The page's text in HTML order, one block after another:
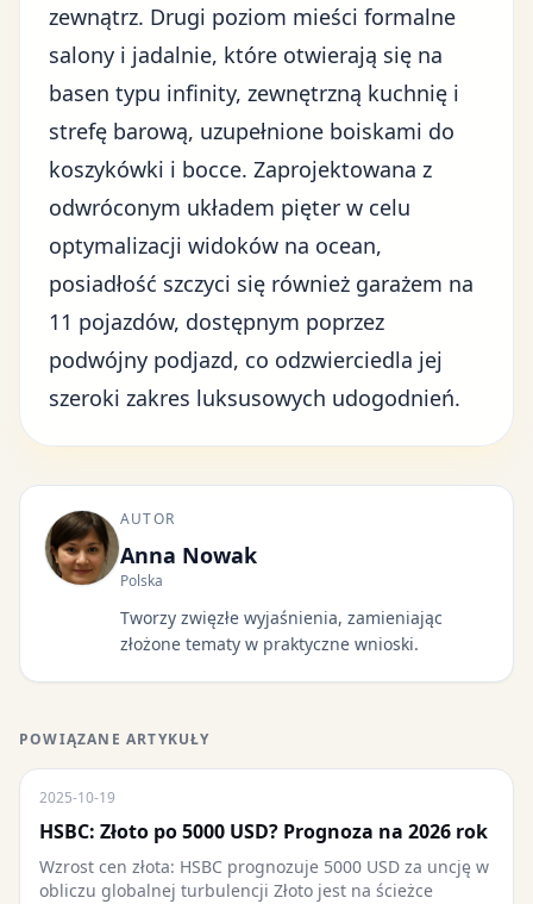
zewnątrz. Drugi poziom mieści formalne
salony i jadalnie, które otwierają się na
basen typu infinity, zewnętrzną kuchnię i
strefę barową, uzupełnione boiskami do
koszykówki i bocce. Zaprojektowana z
odwróconym układem pięter w celu
optymalizacji widoków na ocean,
posiadłość szczyci się również garażem na
11 pojazdów, dostępnym poprzez
podwójny podjazd, co odzwierciedla jej
szeroki zakres luksusowych udogodnień.
AUTOR
Anna Nowak
Polska
Tworzy zwięzłe wyjaśnienia, zamieniając
złożone tematy w praktyczne wnioski.
POWIĄZANE ARTYKUŁY
2025-10-19
HSBC: Złoto po 5000 USD? Prognoza na 2026 rok
Wzrost cen złota: HSBC prognozuje 5000 USD za uncję w
obliczu globalnej turbulencji Złoto jest na ścieżce